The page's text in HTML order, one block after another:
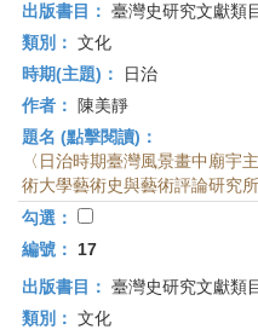
出版書目： 臺灣史研究文獻類
類別： 文化
時期(主題)：
日治
作者：
陳美靜
題名 (點擊閱讀)：
〈日治時期臺灣風景畫中廟宇
術大學藝術史與藝術評論研究
勾選：
編號：
17
出版書目： 臺灣史研究文獻類
類別： 文化